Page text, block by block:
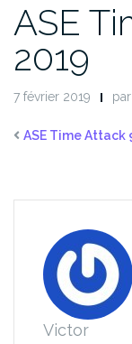
ASE
2019
7 février 2019 par
ASE Time Attack
Victor